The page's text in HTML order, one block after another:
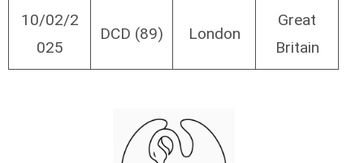
10/02/2
025
DCD (89) London
Great
Britain